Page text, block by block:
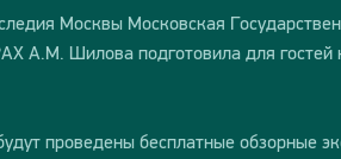
Москвы Московская
А.М. Шилова подготовила для
проведены бесплатные обзорные